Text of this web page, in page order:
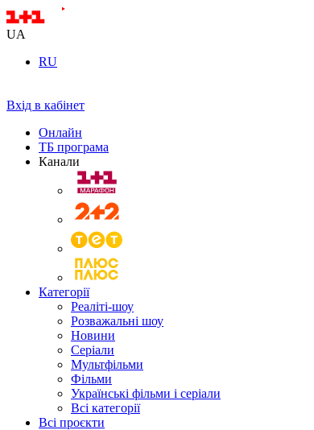
UA
RU
Вхід в кабінет
Онлайн
ТБ програма
Канали
Категорії
Реаліті-шоу
Розважальні шоу
Новини
Серіали
Мультфільми
Фільми
Українські фільми і серіали
Всі категорії
Всі проєкти